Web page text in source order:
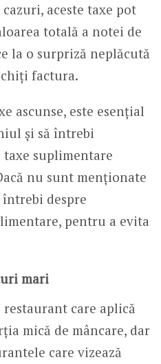
aceste taxe pot
totală a notei de
la o surpriză neplăcută
factura.
ascunse, este esențial
și să întrebi
suplimentare
nu sunt menționate
despre
pentru a evita
mari
care aplică
mică de mâncare, dar
care vizează